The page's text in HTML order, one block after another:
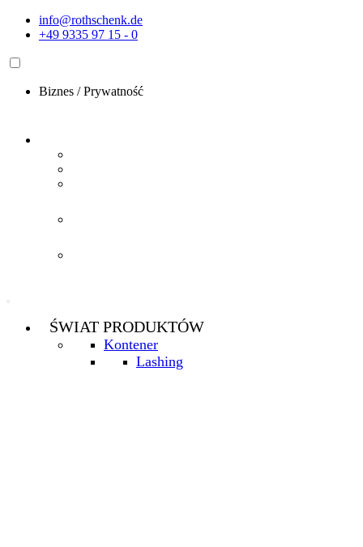
Przejdźinfo@rothschenk.de
+49 9335 97 15 - 0
Biznes /Prywatność
ŚWIAT PRODUKTÓW
Kontener
Lashing